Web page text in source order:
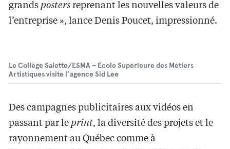
grands posters reprenant les nouvelles valeurs de
l’entreprise », lance Denis Poucet, impressionné.
Le Collège Salette/ESMA – École Supérieure des Métiers
Artistiques visite l’agence Sid Lee
Des campagnes publicitaires aux vidéos en
passant par le print, la diversité des projets et le
rayonnement au Québec comme à